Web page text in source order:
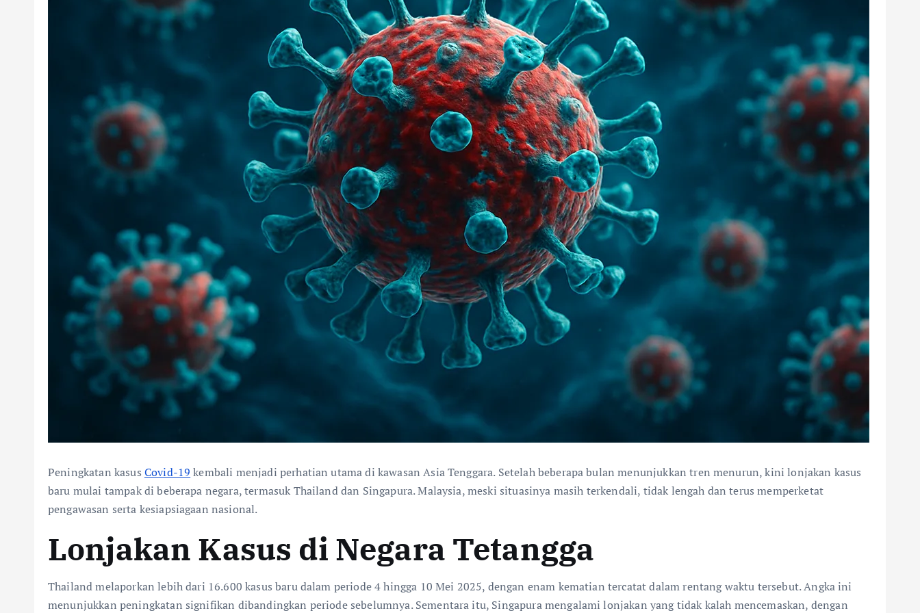
Peningkatan kasus Covid-19 kembali menjadi perhatian utama di kawasan Asia Tenggara. Setelah beberapa bulan menunjukkan tren menurun, kini lonjakan kasus
baru mulai tampak di beberapa negara, termasuk Thailand dan Singapura. Malaysia, meski situasinya masih terkendali, tidak lengah dan terus memperketat
pengawasan serta kesiapsiagaan nasional.
Lonjakan Kasus di Negara Tetangga
Thailand melaporkan lebih dari 16.600 kasus baru dalam periode 4 hingga 10 Mei 2025, dengan enam kematian tercatat dalam rentang waktu tersebut. Angka ini
menunjukkan peningkatan signifikan dibandingkan periode sebelumnya. Sementara itu, Singapura mengalami lonjakan yang tidak kalah mencemaskan, dengan